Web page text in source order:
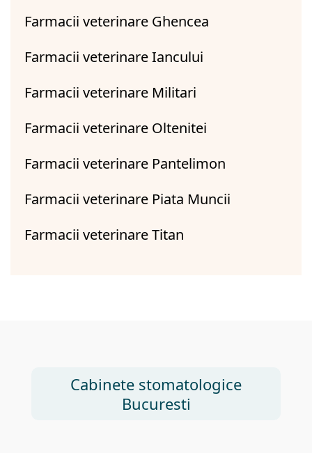
Farmacii veterinare Ghencea
Farmacii veterinare Iancului
Farmacii veterinare Militari
Farmacii veterinare Oltenitei
Farmacii veterinare Pantelimon
Farmacii veterinare Piata Muncii
Farmacii veterinare Titan
Cabinete stomatologice
Bucuresti